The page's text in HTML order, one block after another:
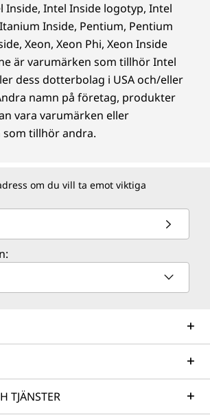
registreringar
i USA
beroende på region/modell.
Pro
365
5i Gen 8 (14" Intel)
Inside, Intel Inside logotyp, Intel
Inside, Pentium, Pentium
Xeon, Xeon Phi, Xeon Inside
är varumärken som tillhör Intel
dess dotterbolag i USA och/eller
namn på företag, produkter
vara varumärken eller
tillhör andra.
om du vill ta emot viktiga
TJÄNSTER